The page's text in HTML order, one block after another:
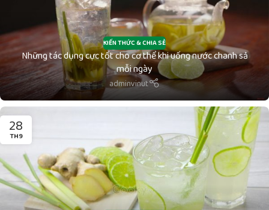
KIẾN THỨC & CHIA SẺ
Những tác dụng cực tốt cho cơ thể khi uống nước chanh sả
mỗi ngày
adminvinut
28
TH9